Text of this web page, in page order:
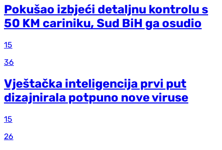
Pokušao izbjeći detaljnu kontrolu s
50 KM cariniku, Sud BiH ga osudio
15
36
Vještačka inteligencija prvi put
dizajnirala potpuno nove viruse
15
26